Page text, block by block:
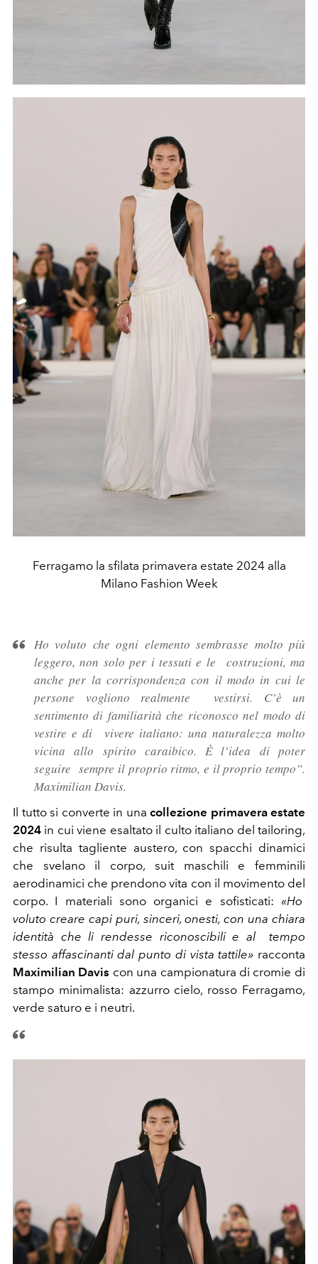
Ferragamo la sfilata primavera estate 2024 alla
Milano Fashion Week
Ho voluto che ogni elemento sembrasse molto più
leggero, non solo per i tessuti e le costruzioni, ma
anche per la corrispondenza con il modo in cui le
persone vogliono realmente vestirsi. C’è un
sentimento di familiarità che riconosco nel modo di
vestire e di vivere italiano: una naturalezza molto
vicina allo spirito caraibico. È l’idea di poter
seguire sempre il proprio ritmo, e il proprio tempo”.
Maximilian Davis.
Il tutto si converte in una collezione primavera estate
2024 in cui viene esaltato il culto italiano del tailoring,
che risulta tagliente austero, con spacchi dinamici
che svelano il corpo, suit maschili e femminili
aerodinamici che prendono vita con il movimento del
corpo. I materiali sono organici e sofisticati: «Ho
voluto creare capi puri, sinceri, onesti, con una chiara
identità che li rendesse riconoscibili e al tempo
stesso affascinanti dal punto di vista tattile» racconta
Maximilian Davis con una campionatura di cromie di
stampo minimalista: azzurro cielo, rosso Ferragamo,
verde saturo e i neutri.